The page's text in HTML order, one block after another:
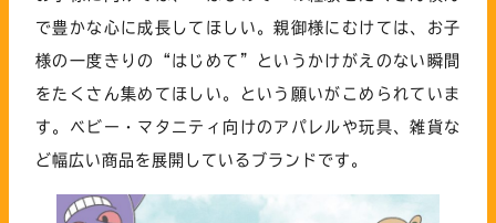
で豊かな心に成長してほしい。親御様にむけては、お子
様の一度きりの“はじめて”というかけがえのない瞬間
をたくさん集めてほしい。という願いがこめられていま
す。ベビー・マタニティ向けのアパレルや玩具、雑貨な
ど幅広い商品を展開しているブランドです。